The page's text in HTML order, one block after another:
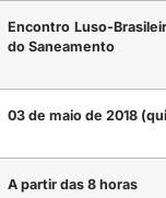
Encontro Luso-
do Saneamento
03 de maio de 2018
A partir das 8 horas